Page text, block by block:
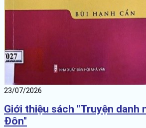
23/07/2026
Giới thiệu sách "Truyện danh
Đôn"